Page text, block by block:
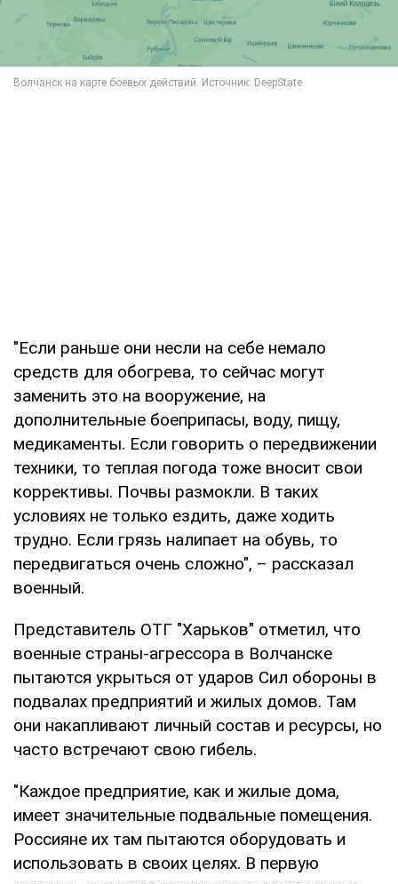
"Если раньше они несли на себе немало
средств для обогрева, то сейчас могут
заменить это на вооружение, на
дополнительные боеприпасы, воду, пищу,
медикаменты. Если говорить о передвижении
техники, то теплая погода тоже вносит свои
коррективы. Почвы размокли. В таких
условиях не только ездить, даже ходить
трудно. Если грязь налипает на обувь, то
передвигаться очень сложно", – рассказал
военный.
Представитель ОТГ "Харьков" отметил, что
военные страны-агрессора в Волчанске
пытаются укрыться от ударов Сил обороны в
подвалах предприятий и жилых домов. Там
они накапливают личный состав и ресурсы, но
часто встречают свою гибель.
"Каждое предприятие, как и жилые дома,
имеет значительные подвальные помещения.
Россияне их там пытаются оборудовать и
использовать в своих целях. В первую